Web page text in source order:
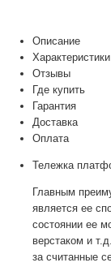
Описание
Характеристики
Отзывы
Где купить
Гарантия
Доставка
Оплата
Тележка
Главным
является ее
состоянии ее
верстаком и
за считанные